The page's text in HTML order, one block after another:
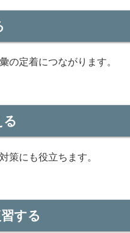
の定着につながります。
策にも役立ちます。
する